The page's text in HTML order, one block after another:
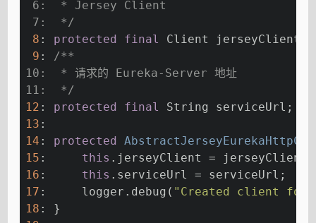
6:  * Jersey Client
7:  */
8 : protected final
Client jerseyClient;
9 : /**
10:  * 请求的 Eureka-Server 地址
11:  */
12 : protected final
String serviceUrl;
13 :
14 : protected
15 : this .jerseyClient = jerseyClient;
16 : this .serviceUrl = serviceUrl;
17 :     logger.debug( "Created client
18 : }